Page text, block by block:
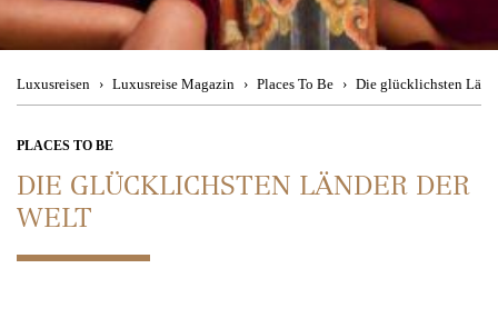
Besuchen Sie unsim Travel Store
Theresienstraße 1
80333 München
Mo. - Fr. 08:00 - 19:00 Uhr, Sa. 11:00 - 15:00 Uhr
Magic Moments
Urban Hotspots
Culinary Journey
Luxusreisen Luxusreise Magazin Places To Be Die glücklichsten
PLACES TO BE
DIE GLÜCKLICHSTEN LÄNDER DER
WELT